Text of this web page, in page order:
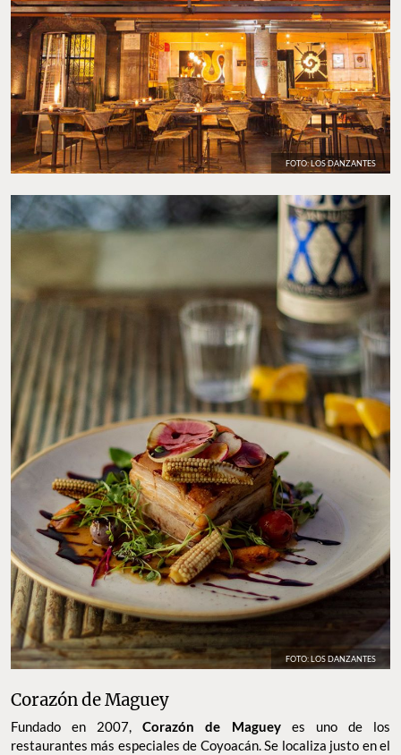
FOTO: LOS DANZANTES
FOTO: LOS DANZANTES
Corazón de Maguey
Fundado en 2007,Corazón de Magueyes uno de los
restaurantes más especiales de Coyoacán. Se localiza justo en el